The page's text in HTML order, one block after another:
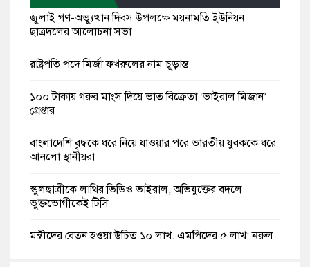
জুলাই গণ-অভ্যুত্থান দিবস উপলক্ষে ময়নামতি ইউনিয়ন
ছাত্রদলের আলোচনা সভা
রাষ্ট্রপতি পদে মির্জা ফখরুলের নাম চূড়ান্ত
১০০ টাকায় গরুর মাংস দিয়ে ভাত বিক্রেতা ‘ভাইরাল মিজান’
গ্রেপ্তার
বাংলাদেশি বৃদ্ধকে ধরে নিয়ে যাওয়ার পরে ভারতীয় যুবককে ধরে
আনলো স্থানীয়রা
স্কুলছাত্রীকে লাথির ভিডিও ভাইরাল, অভিযুক্তের বদলে
ভুক্তভোগীকেই টিসি
মন্ত্রীদের বেতন হওয়া উচিত ১০ লাখ, এমপিদের ৫ লাখ: নুরুল